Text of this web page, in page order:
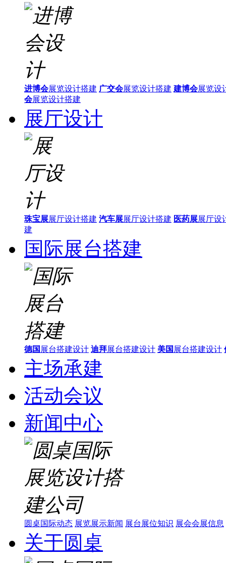
进博会展览设计搭建 广交会展览设计搭建 建博会展览设
会展览设计搭建
展厅设计
珠宝展展厅设计搭建 汽车展展厅设计搭建 医药展展厅设
建
国际展台搭建
德国 展台搭建设计 迪拜展台搭建设计 美国 展台搭建设计
主场承建
活动会议
新闻中心
圆桌国际动态 展览展示新闻 展台展位知识 展会会展信息
关于圆桌